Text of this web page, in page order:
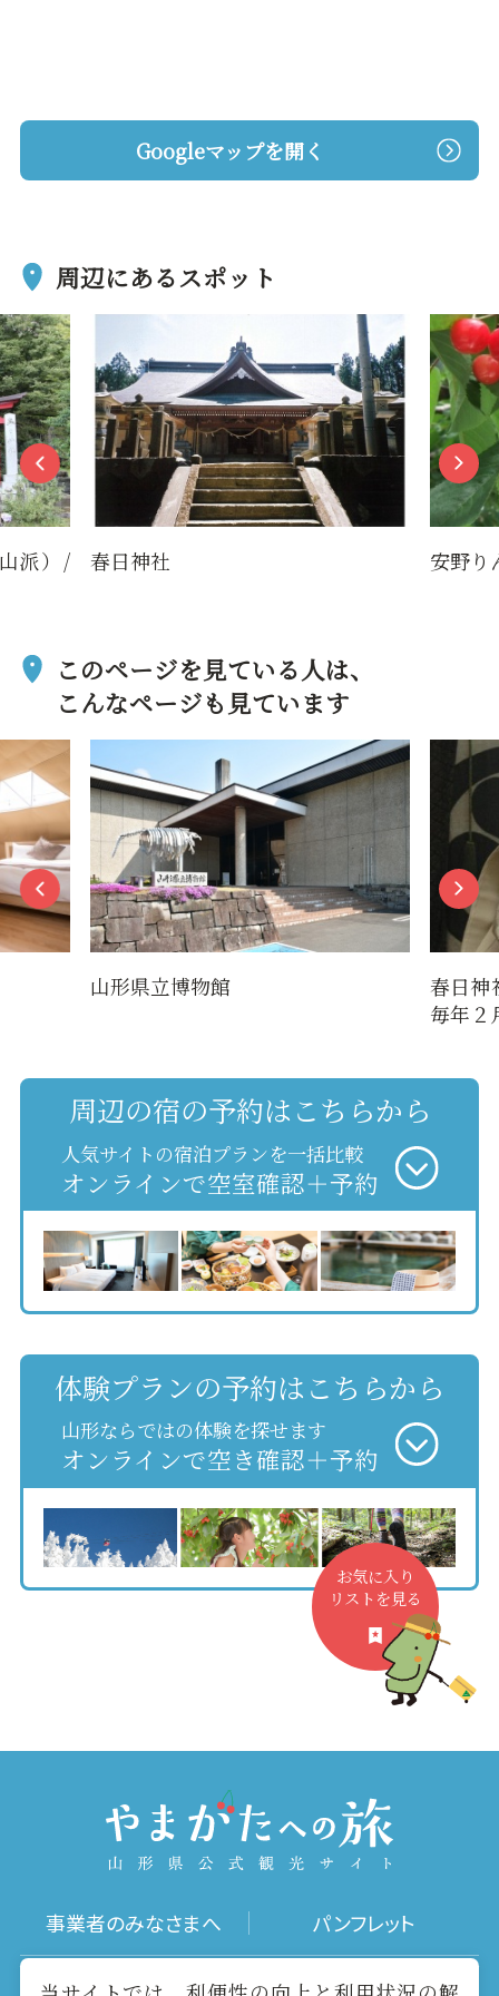
Googleマップを開く
周辺にあるスポット
派）/ 春日神社 安野り
このページを見ている人は、
こんなページも見ています
山形県立博物館
春日
毎年２
周辺の宿の予約はこちらから
人気サイトの宿泊プランを一括比較
オンラインで空室確認＋予約
体験プランの予約はこちらから
山形ならではの体験を探せます
オンラインで空き確認＋予約
お気に入り
リストを見る
事業者のみなさまへ パンフレット
写真ダウンロード 動画ギャラリー